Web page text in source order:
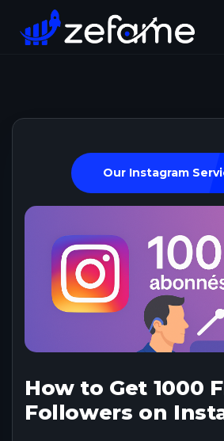
Our Instagram
How to Get 1000
Followers on